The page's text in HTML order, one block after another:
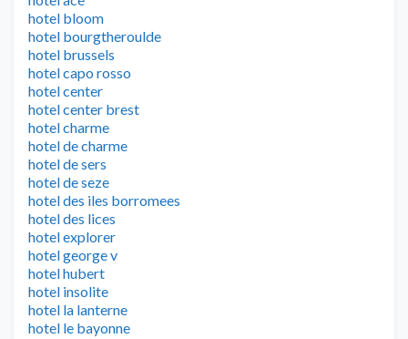
hotel bloom
hotel bourgtheroulde
hotel brussels
hotel capo rosso
hotel center
hotel center brest
hotel charme
hotel de charme
hotel de sers
hotel de seze
hotel des iles borromees
hotel des lices
hotel explorer
hotel george v
hotel hubert
hotel insolite
hotel la lanterne
hotel le bayonne